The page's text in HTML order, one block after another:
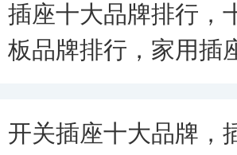
插座十大品牌排行，
板品牌排行，家用插
开关插座十大品牌，